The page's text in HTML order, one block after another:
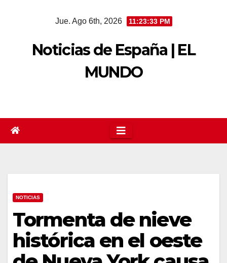
Jue. Ago 6th, 2026 11:23:33 PM
Noticias de España | EL
MUNDO
NOTICIAS
Tormenta de nieve
histórica en el oeste